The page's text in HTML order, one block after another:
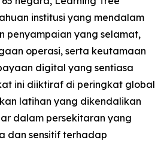
institusi yang mendalam
penyampaian yang selamat,
operasi, serta keutamaan
digital yang sentiasa
ini diiktiraf di peringkat global
latihan yang dikendalikan
dalam persekitaran yang
dan sensitif terhadap